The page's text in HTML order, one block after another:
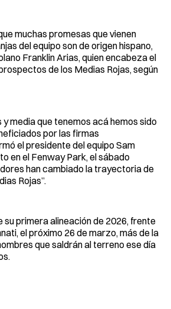
muchas promesas que vienen
del equipo son de origen hispano,
Franklin Arias, quien encabeza el
de los Medias Rojas, según
y media que tenemos acá hemos sido
por las firmas
el presidente del equipo Sam
en el Fenway Park, el sábado
han cambiado la trayectoria de
Rojas”.
su primera alineación de 2026, frente
el próximo 26 de marzo, más de la
que saldrán al terreno ese día